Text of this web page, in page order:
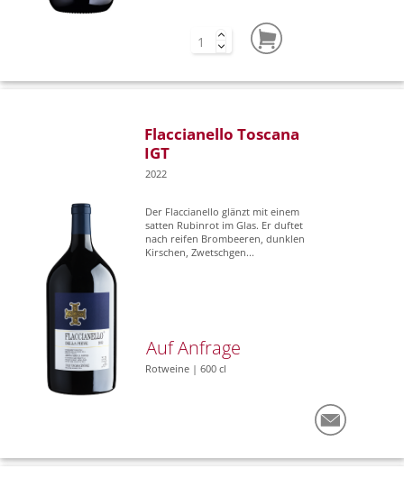
Flaccianello Toscana
IGT
2022
Der Flaccianello glänzt mit einem
satten Rubinrot im Glas. Er duftet
nach reifen Brombeeren, dunklen
Kirschen, Zwetschgen...
Auf Anfrage
Rotweine | 600 cl